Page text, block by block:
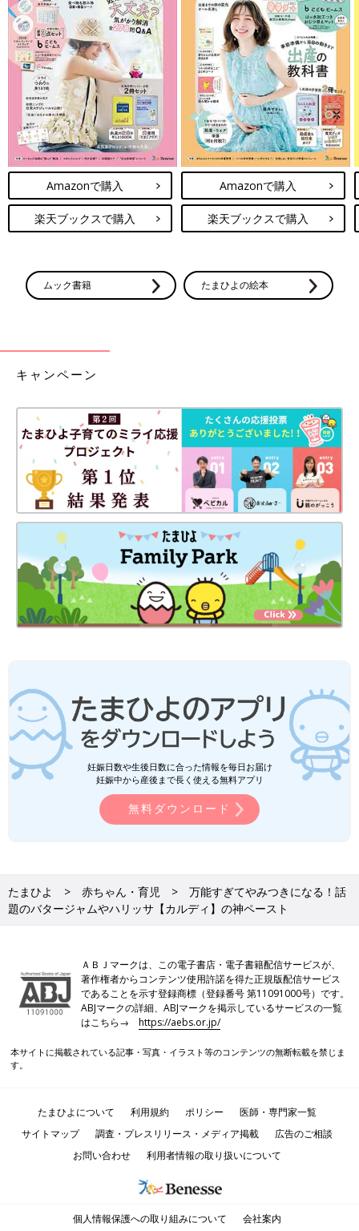
Amazonで購入
楽天ブックスで購入
Amazonで購入
楽天ブックスで購入
ムック書籍 たまひよの絵本
キャンペーン
妊娠日数や生後日数に合った情報を毎日お届け
妊娠中から産後まで長く使える無料アプリ
無料ダウンロード
たまひよ 赤ちゃん・育児
万能すぎてやみつきになる！話
題のバタージャムやハリッサ【カルディ】の神ペースト
ＡＢＪマークは、この電子書店・電子書籍配信サービスが、
著作権者からコンテンツ使用許諾を得た正規版配信サービス
であることを示す登録商標（登録番号 第11091000号）です。
ABJマークの詳細、ABJマークを掲示しているサービスの一覧
はこちら→https://aebs.or.jp/
本サイトに掲載されている記事・写真・イラスト等のコンテンツの無断転載を禁じま
す。
たまひよについて 利用規約 ポリシー
医師・専門家一覧
サイトマップ
調査・プレスリリース・メディア掲載
広告のご相談
お問い合わせ
利用者情報の取り扱いについて
個人情報保護への取り組みについて 会社案内